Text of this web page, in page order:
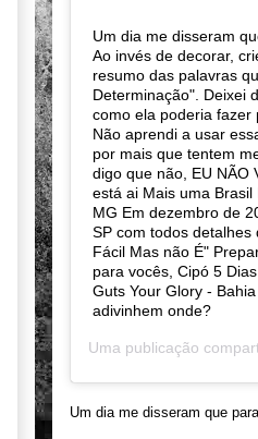
Um dia me disseram
Ao invés de decorar,
resumo das palavras
Determinação". Deixei
como ela poderia fazer
Não aprendi a usar
por mais que tentem
digo que não, EU NÃO
está ai Mais uma
MG Em dezembro de
SP com todos detalhes
Fácil Mas não É"
para vocês, Cipó 5
Guts Your Glory -
adivinhem onde?
Uma publicação
Um dia me disseram que